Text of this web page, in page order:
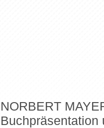
NORBERT
Buchpräsentation